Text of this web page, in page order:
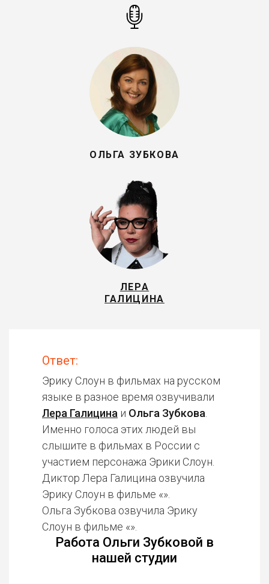
ОЛЬГА ЗУБКОВА
ЛЕРА
ГАЛИЦИНА
Ответ:
Эрику Слоун в фильмах на русском
языке в разное время озвучивали
Лера Галицина и Ольга Зубкова
Именно голоса этих людей вы
слышите в фильмах в России с
участием персонажа Эрики Слоун.
Диктор Лера Галицина озвучила
Эрику Слоун в фильме «».
Ольга Зубкова озвучила Эрику
Слоун в фильме «».
Работа Ольги Зубковой в
нашей студии